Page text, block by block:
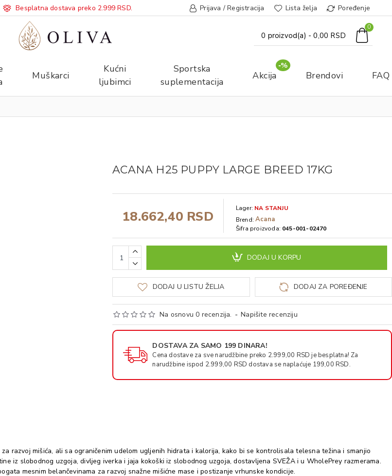
Besplatna dostava preko 2.999 RSD. Prijava / Registracija Lista želja Poređenje
0 proizvod(a) - 0,00 RSD
0
Muškarci
Kućni
ljubimci
Sportska
suplementacija
Akcija
-%
Brendovi FAQ
ACANA H25 PUPPY LARGE BREED 17KG
Na osnovu 0 recenzija. - Napišite recenziju
18.662,40 RSD Lager: NA STANJU
Brend: Acana
Šifra proizvoda: 045-001-02470
DODAJ U KORPU
DODAJ U LISTU ŽELJA DODAJ ZA POREĐENJE
DOSTAVA ZA SAMO 199 DINARA!
Cena dostave za sve narudžbine preko 2.999,00 RSD je besplatna! Za
narudžbine ispod 2.999,00 RSD dostava se naplaćuje 199,00 RSD.
razvoj mišića, ali sa ograničenim udelom ugljenih hidrata i kalorija, kako bi se kontrolisala telesna težina i smanjio
iz slobodnog uzgoja, divljeg iverka i jaja kokoški iz slobodnog uzgoja, dostavljena SVEŽA i u WholePrey razmerama.
mesnim belančevinama za razvoj snažne mišićne mase i postizanje vrhunske kondicije.